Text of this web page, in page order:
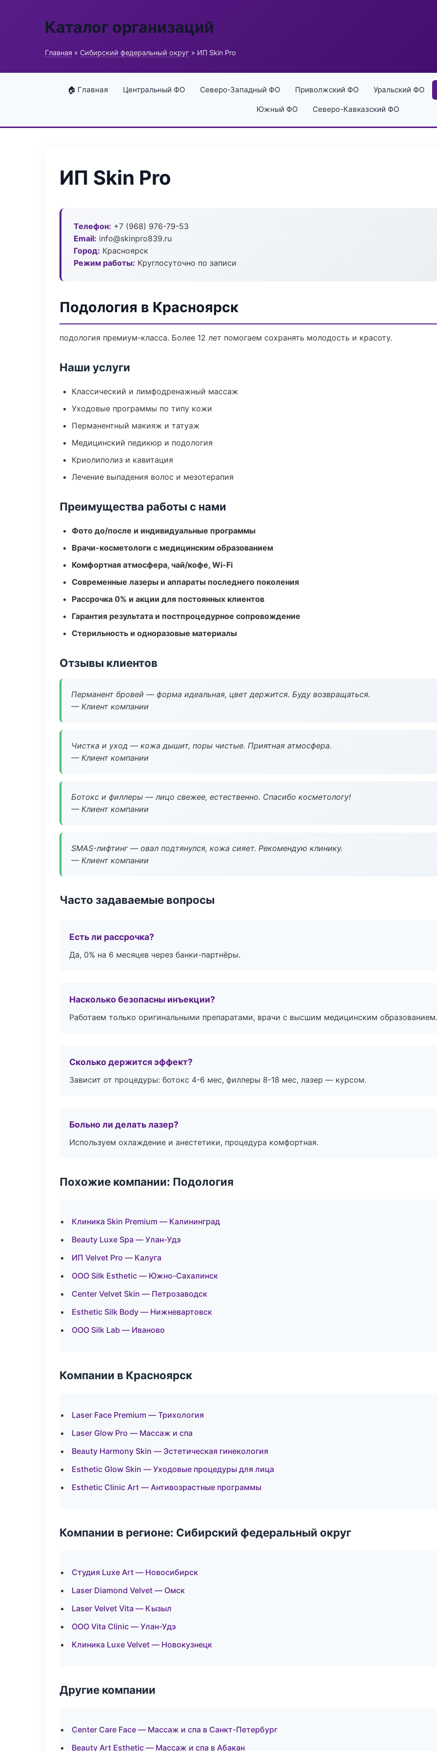
Каталог организаций
Главная » Сибирский федеральный округ » ИП Skin Pro
🏠 Главная Центральный ФО Северо-Западный ФО Приволжский ФО Уральский ФО
Южный ФО Северо-Кавказский ФО
ИП Skin Pro
Телефон: +7 (968) 976-79-53
Email: info@skinpro839.ru
Город: Красноярск
Режим работы: Круглосуточно по записи
Подология в Красноярск
подология премиум-класса. Более 12 лет помогаем сохранять молодость и красоту.
Наши услуги
Классический и лимфодренажный массаж
Уходовые программы по типу кожи
Перманентный макияж и татуаж
Медицинский педикюр и подология
Криолиполиз и кавитация
Лечение выпадения волос и мезотерапия
Преимущества работы с нами
Фото до/после и индивидуальные программы
Врачи-косметологи с медицинским образованием
Комфортная атмосфера, чай/кофе, Wi-Fi
Современные лазеры и аппараты последнего поколения
Рассрочка 0% и акции для постоянных клиентов
Гарантия результата и постпроцедурное сопровождение
Стерильность и одноразовые материалы
Отзывы клиентов
Перманент бровей — форма идеальная, цвет держится. Буду возвращаться.
— Клиент компании
Чистка и уход — кожа дышит, поры чистые. Приятная атмосфера.
— Клиент компании
Ботокс и филлеры — лицо свежее, естественно. Спасибо косметологу!
— Клиент компании
SMAS-лифтинг — овал подтянулся, кожа сияет. Рекомендую клинику.
— Клиент компании
Часто задаваемые вопросы
Есть ли рассрочка?
Да, 0% на 6 месяцев через банки-партнёры.
Насколько безопасны инъекции?
Работаем только оригинальными препаратами, врачи с высшим медицинским образованием.
Сколько держится эффект?
Зависит от процедуры: ботокс 4-6 мес, филлеры 8-18 мес, лазер — курсом.
Больно ли делать лазер?
Используем охлаждение и анестетики, процедура комфортная.
Похожие компании: Подология
Клиника Skin Premium — Калининград
Beauty Luxe Spa — Улан-Удэ
ИП Velvet Pro — Калуга
ООО Silk Esthetic — Южно-Сахалинск
Center Velvet Skin — Петрозаводск
Esthetic Silk Body — Нижневартовск
ООО Silk Lab — Иваново
Компании в Красноярск
Laser Face Premium — Трихология
Laser Glow Pro — Массаж и спа
Beauty Harmony Skin — Эстетическая гинекология
Esthetic Glow Skin — Уходовые процедуры для лица
Esthetic Clinic Art — Антивозрастные программы
Компании в регионе: Сибирский федеральный округ
Студия Luxe Art — Новосибирск
Laser Diamond Velvet — Омск
Laser Velvet Vita — Кызыл
ООО Vita Clinic — Улан-Удэ
Клиника Luxe Velvet — Новокузнецк
Другие компании
Center Care Face — Массаж и спа в Санкт-Петербург
Beauty Art Esthetic — Массаж и спа в Абакан